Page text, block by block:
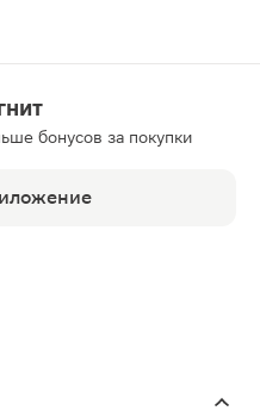
бонусов за покупки